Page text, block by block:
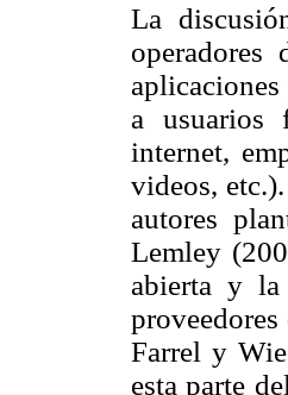
La
a usuarios
internet,
videos,
autores
Lemley
abierta y
Farrel y
esta parte